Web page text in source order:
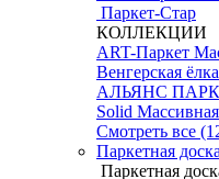
Паркет-Стар
КОЛЛЕКЦИИ
ART-Паркет
Венгерская ёлка
АЛЬЯНС
Solid
Смотреть все
Паркетная доска
Паркетная